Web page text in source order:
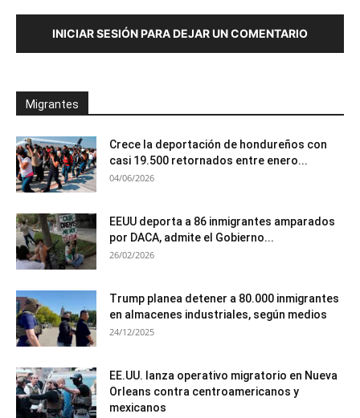
INICIAR SESIÓN PARA DEJAR UN COMENTARIO
Migrantes
Crece la deportación de hondureños con
casi 19.500 retornados entre enero...
04/06/2026
EEUU deporta a 86 inmigrantes amparados
por DACA, admite el Gobierno...
26/02/2026
Trump planea detener a 80.000 inmigrantes
en almacenes industriales, según medios
24/12/2025
EE.UU. lanza operativo migratorio en Nueva
Orleans contra centroamericanos y
mexicanos